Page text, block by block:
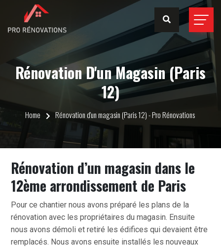
Rénovation D'un Magasin (Paris
12)
Home Rénovation d'un magasin (Paris 12) - Pro Rénovations
Rénovation d’un magasin dans le
12ème arrondissement de Paris
Pour ce chantier nous avons préparé les plans de la
rénovation avec les propriétaires du magasin. Ensuite
nous avons démoli et retiré les édifices qui devaient être
remplacés. Nous avons ensuite installés les nouveaux